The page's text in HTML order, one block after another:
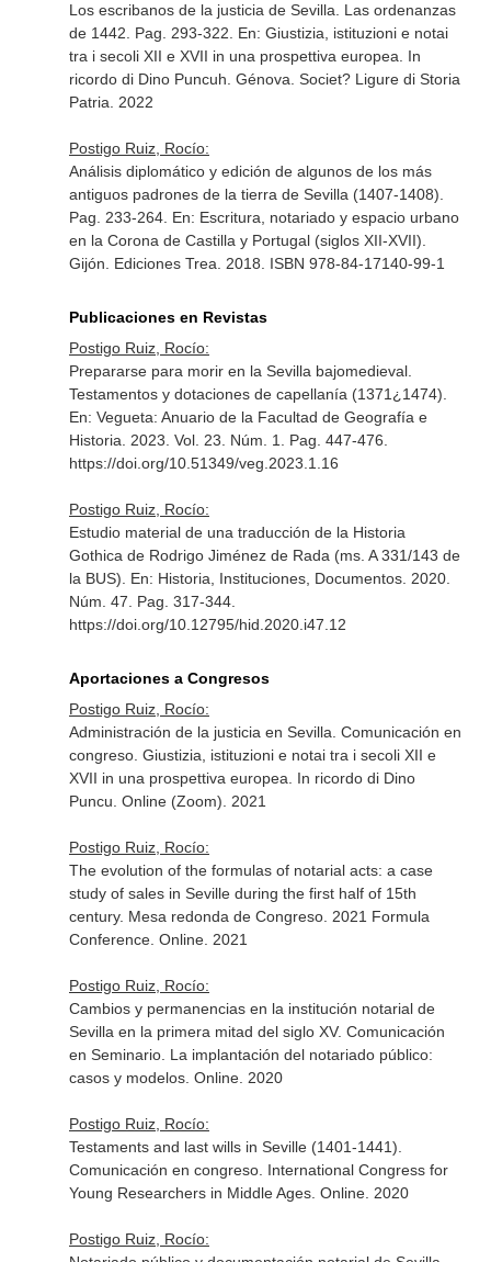
Los escribanos de la justicia de Sevilla. Las ordenanzas
de 1442. Pag. 293-322. En: Giustizia, istituzioni e notai
tra i secoli XII e XVII in una prospettiva europea. In
ricordo di Dino Puncuh . Génova. Societ? Ligure di Storia
Patria. 2022
Postigo Ruiz, Rocío:
Análisis diplomático y edición de algunos de los más
antiguos padrones de la tierra de Sevilla (1407-1408).
Pag. 233-264. En: Escritura, notariado y espacio urbano
en la Corona de Castilla y Portugal (siglos XII-XVII)
Gijón. Ediciones Trea. 2018. ISBN 978-84-17140-99-1
Publicaciones en Revistas
Postigo Ruiz, Rocío:
Prepararse para morir en la Sevilla bajomedieval.
Testamentos y dotaciones de capellanía (1371¿1474).
En: Vegueta: Anuario de la Facultad de Geografía e
Historia . 2023. Vol. 23. Núm. 1. Pag. 447-476.
https://doi.org/10.51349/veg.2023.1.16
Postigo Ruiz, Rocío:
Estudio material de una traducción de la Historia
Gothica de Rodrigo Jiménez de Rada (ms. A 331/143 de
la BUS). En: Historia, Instituciones, Documentos. 2020.
Núm. 47. Pag. 317-344.
https://doi.org/10.12795/hid.2020.i47.12
Aportaciones a Congresos
Postigo Ruiz, Rocío:
Administración de la justicia en Sevilla. Comunicación en
congreso. Giustizia, istituzioni e notai tra i secoli XII e
XVII in una prospettiva europea. In ricordo di Dino
Puncu. Online (Zoom). 2021
Postigo Ruiz, Rocío:
The evolution of the formulas of notarial acts: a case
study of sales in Seville during the first half of 15th
century. Mesa redonda de Congreso. 2021 Formula
Conference. Online. 2021
Postigo Ruiz, Rocío:
Cambios y permanencias en la institución notarial de
Sevilla en la primera mitad del siglo XV. Comunicación
en Seminario. La implantación del notariado público:
casos y modelos. Online. 2020
Postigo Ruiz, Rocío:
Testaments and last wills in Seville (1401-1441).
Comunicación en congreso. International Congress for
Young Researchers in Middle Ages. Online. 2020
Postigo Ruiz, Rocío: